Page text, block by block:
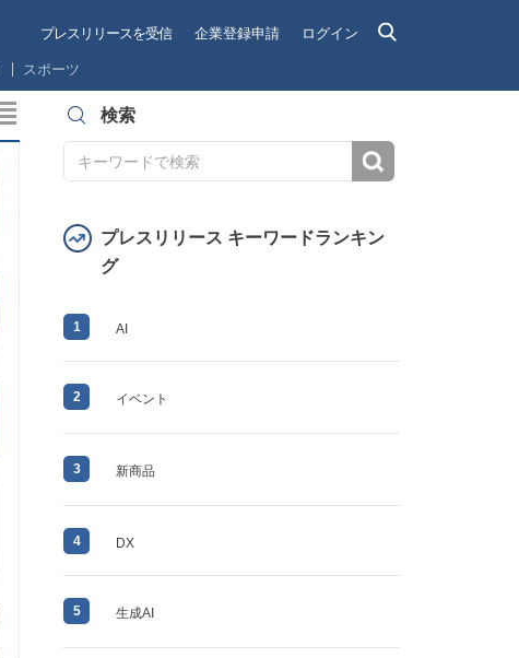
プレスリリースを受信 企業登録申請 ログイン
スポーツ
検索
プレスリリース キーワードランキン
グ
1 AI
2 イベント
3 新商品
4 DX
5 生成AI